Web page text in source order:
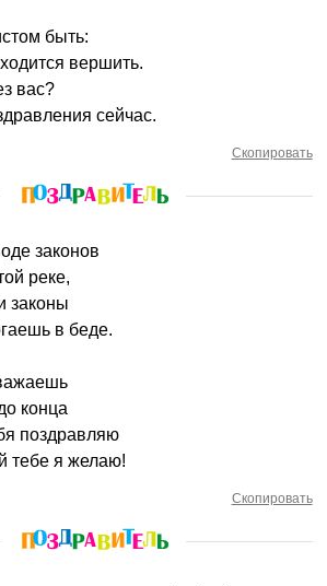
быть:
вершить.
вас?
сейчас.
Скопировать
законов
реке,
законы
в беде.
конца
поздравляю
тебе я желаю!
Скопировать